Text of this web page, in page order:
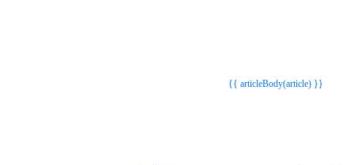
{{ articleBody(article) }}